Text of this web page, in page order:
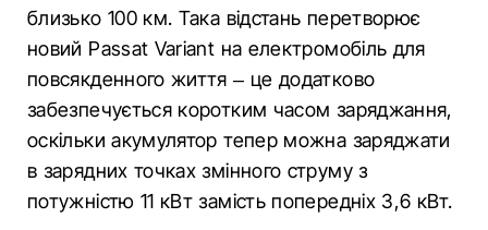
близько 100 км. Така відстань перетворює
новий Passat Variant на електромобіль для
повсякденного життя – це додатково
забезпечується коротким часом заряджання,
оскільки акумулятор тепер можна заряджати
в зарядних точках змінного струму з
потужністю 11 кВт замість попередніх 3,6 кВт.